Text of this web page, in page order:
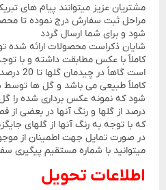
مشتریان عزیز میتوانند پیام های
مراحل ثبت سفارش درج نموده تا
شود و برای شما ارسال گردد
شایان ذکراست محصولات ارائه شده
کاملاً با عکس مطابقت داشته و با
است
کاملاً طبیعی می باشد و گل ها
درصد از گلها و رنگ آنها در بعضی از
که با توجه به رنگ آنها از گلهای
در صورت تمایل جهت اطمینان از
میتوانید با شماره مستقیم پیگیری
اطلاعات تحویل